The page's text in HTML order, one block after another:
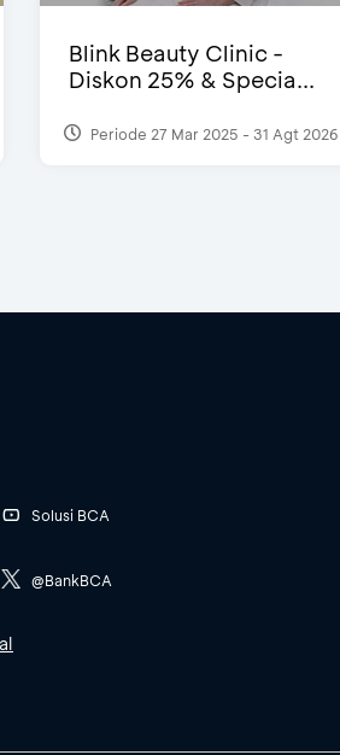
Blink Beauty Clinic -
Diskon 25% & Specia...
Periode 27 Mar 2025 - 31 Agt 2026
Solusi BCA
@BankBCA